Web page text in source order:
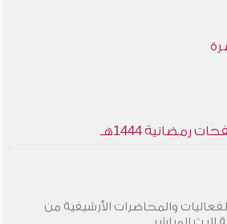
1444هـ
والمحاضرات الأرشيفية من